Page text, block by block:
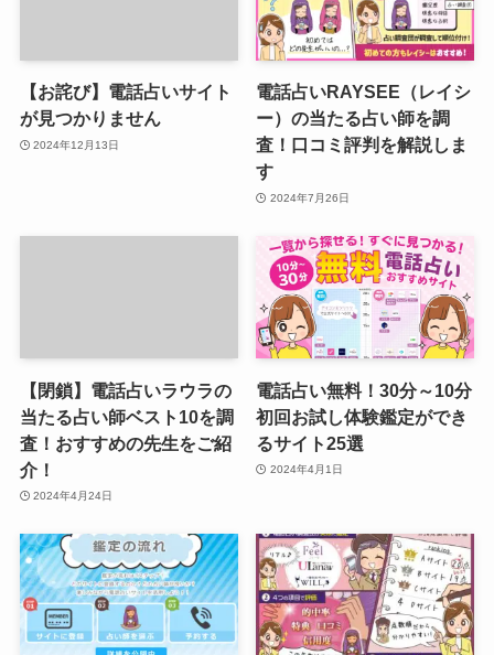
【お詫び】電話占いサイト
が見つかりません
2024年12月13日
電話占いRAYSEE（レイシ
ー）の当たる占い師を調
査！口コミ評判を解説しま
す
2024年7月26日
【閉鎖】電話占いラウラの
当たる占い師ベスト10を調
査！おすすめの先生をご紹
介！
2024年4月24日
電話占い無料！30分～10分
初回お試し体験鑑定ができ
るサイト25選
2024年4月1日